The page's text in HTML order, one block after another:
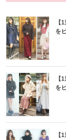
【
を
【
を
【